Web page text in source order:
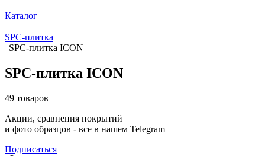
Каталог
SPC-плитка
SPC-плитка ICON
SPC-плитка ICON
49 товаров
Акции, сравнения покрытий
и фото образцов - все в нашем Telegram
Подписаться